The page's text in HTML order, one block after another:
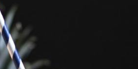
mleka migdałowego, • 2 garście zieleni
liści), • 3 łyżki łuskanych nasion konopi, • pół
matcha, • ½ szklanki mrożonego mango, • ½
1. Wszystkie składniki umieść w
gładkiej, koktajlowej konsystencji. […]